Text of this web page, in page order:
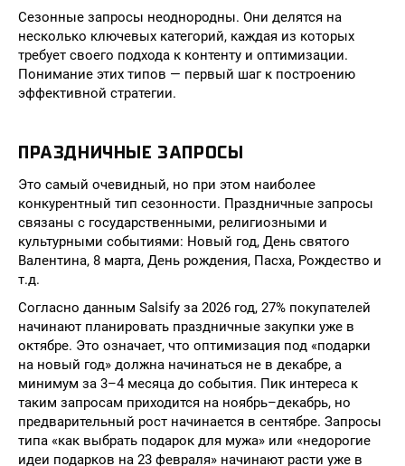
Сезонные запросы неоднородны. Они делятся на
несколько ключевых категорий, каждая из которых
требует своего подхода к контенту и оптимизации.
Понимание этих типов — первый шаг к построению
эффективной стратегии.
ПРАЗДНИЧНЫЕ ЗАПРОСЫ
Это самый очевидный, но при этом наиболее
конкурентный тип сезонности. Праздничные запросы
связаны с государственными, религиозными и
культурными событиями: Новый год, День святого
Валентина, 8 марта, День рождения, Пасха, Рождество и
т.д.
Согласно данным Salsify за 2026 год, 27% покупателей
начинают планировать праздничные закупки уже в
октябре. Это означает, что оптимизация под «подарки
на новый год» должна начинаться не в декабре, а
минимум за 3–4 месяца до события. Пик интереса к
таким запросам приходится на ноябрь–декабрь, но
предварительный рост начинается в сентябре. Запросы
типа «как выбрать подарок для мужа» или «недорогие
идеи подарков на 23 февраля» начинают расти уже в